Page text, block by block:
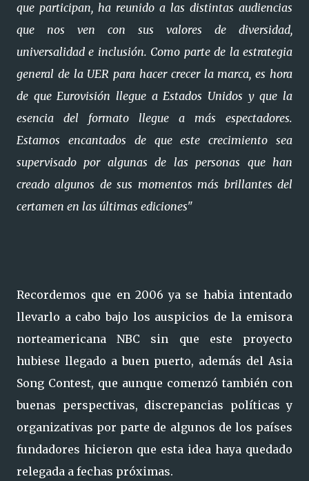
que participan, ha reunido a las distintas audiencias
que nos ven con sus valores de diversidad,
universalidad e inclusión. Como parte de la estrategia
general de la UER para hacer crecer la marca, es hora
de que Eurovisión llegue a Estados Unidos y que la
esencia del formato llegue a más espectadores.
Estamos encantados de que este crecimiento sea
supervisado por algunas de las personas que han
creado algunos de sus momentos más brillantes del
certamen en las últimas ediciones"
Recordemos que en 2006 ya se habia intentado
llevarlo a cabo bajo los auspicios de la emisora
norteamericana NBC sin que este proyecto
hubiese llegado a buen puerto, además del Asia
Song Contest, que aunque comenzó también con
buenas perspectivas, discrepancias políticas y
organizativas por parte de algunos de los países
fundadores hicieron que esta idea haya quedado
relegada a fechas próximas.